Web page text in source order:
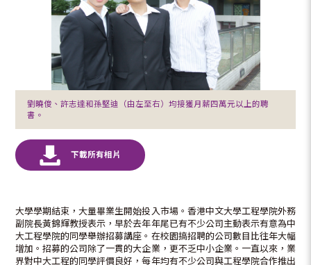
劉曉俊、許志達和孫堅迪（由左至右）均接獲月薪四萬元以上的聘
書。
大學學期結束，大量畢業生開始投入市場。香港中文大學工程學院外務
副院長黃錦輝教授表示，早於去年年尾已有不少公司主動表示有意為中
大工程學院的同學舉辦招募講座。在校園搞招聘的公司數目比往年大幅
增加。招募的公司除了一貫的大企業，更不乏中小企業。一直以來，業
界對中大工程的同學評價良好，每年均有不少公司與工程學院合作推出